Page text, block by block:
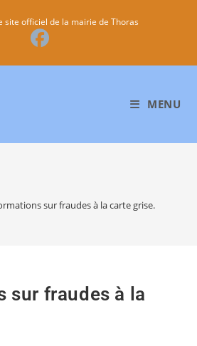
site officiel de la mairie de Thoras
MENU
sur fraudes à la carte grise.
sur fraudes à la